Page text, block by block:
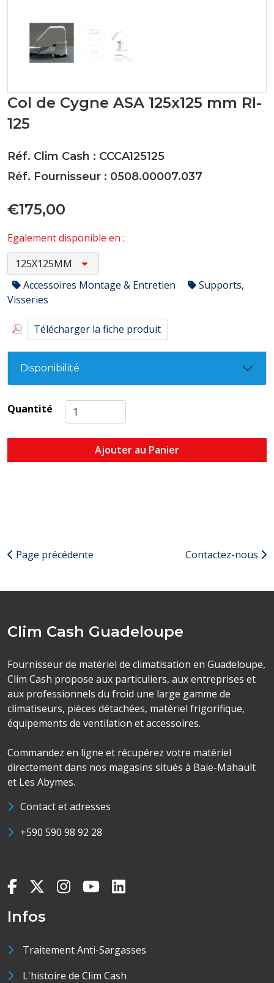
Col de Cygne ASA 125x125 mm RI-
125
Réf. Clim Cash : CCCA125125
Réf. Fournisseur : 0508.00007.037
€175,00
Egalement disponible en :
Accessoires Montage & Entretien
Supports,
Visseries
Télécharger la fiche produit
Disponibilité
Quantité
Ajouter au Panier
Page précédente Contactez-nous
Clim Cash Guadeloupe
Fournisseur de matériel de climatisation en Guadeloupe,
Clim Cash propose aux particuliers, aux entreprises et
aux professionnels du froid une large gamme de
climatiseurs, pièces détachées, matériel frigorifique,
équipements de ventilation et accessoires.
Commandez en ligne et récupérez votre matériel
directement dans nos magasins situés à Baie-Mahault
et Les Abymes.
Contact et adresses
+590 590 98 92 28
Infos
Traitement Anti-Sargasses
L'histoire de Clim Cash